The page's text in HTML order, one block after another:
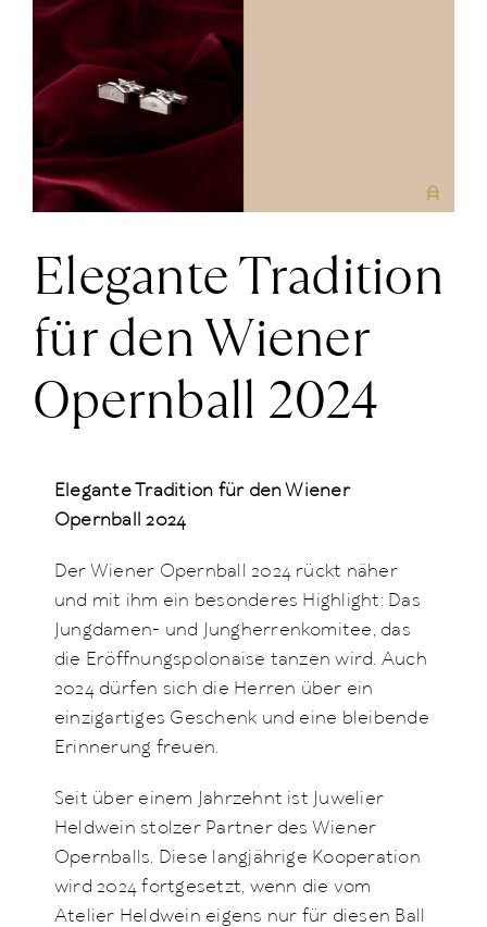
News
Über Uns
+43 (0) 15125781
größer
ansehen
Elegante Tradition
für den Wiener
Opernball 2024
Elegante Tradition für den Wiener
Opernball 2024
Der Wiener Opernball 2024 rückt näher
und mit ihm ein besonderes Highlight: Das
Jungdamen- und Jungherrenkomitee, das
die Eröffnungspolonaise tanzen wird. Auch
2024 dürfen sich die Herren über ein
einzigartiges Geschenk und eine bleibende
Erinnerung freuen.
Seit über einem Jahrzehnt ist Juwelier
Heldwein stolzer Partner des Wiener
Opernballs. Diese langjährige Kooperation
wird 2024 fortgesetzt, wenn die vom
Atelier Heldwein eigens nur für diesen Ball